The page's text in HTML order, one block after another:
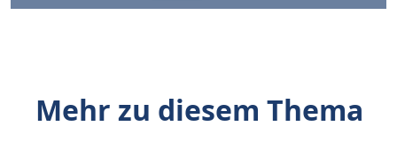
Mehr zu diesem Thema